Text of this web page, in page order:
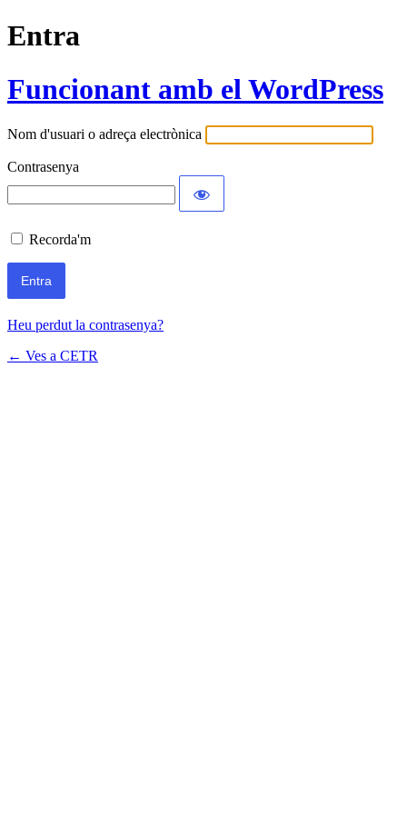
Entra
Funcionant amb el WordPress
Nom d'usuari o adreça electrònica
Contrasenya
Recorda'm
Heu perdut la contrasenya?
← Ves a CETR